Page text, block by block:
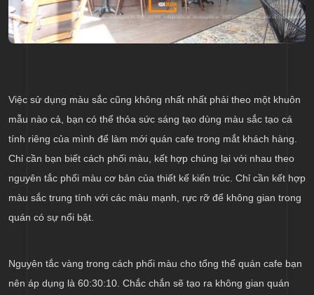
Việc sử dụng màu sắc cũng không nhất nhất phải theo một khuôn
mẫu nào cả, bạn có thể thỏa sức sáng tạo dùng màu sắc tạo cá
tính riêng của mình để làm mới quán cafe trong mắt khách hàng.
Chỉ cần bạn biết cách phối màu, kết hợp chúng lại với nhau theo
nguyên tắc phối màu cơ bản của thiết kế kiến trúc. Chỉ cần kết hợp
màu sắc trung tính với các màu mạnh, rực rỡ để không gian trong
quán có sự nổi bật.
Nguyên tắc vàng trong cách phối màu cho tổng thể quán cafe bạn
nên áp dụng là 60:30:10. Chắc chắn sẽ tạo ra không gian quán